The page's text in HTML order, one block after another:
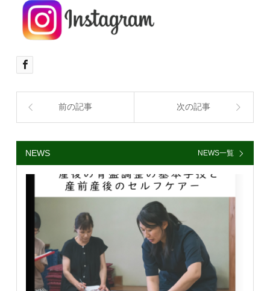
前の記事 次の記事
NEWS NEWS一覧